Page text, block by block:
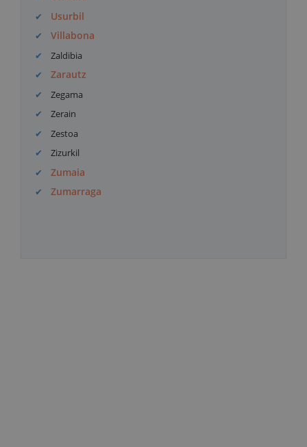
Usurbil
Villabona
Zaldibia
Zarautz
Zegama
Zerain
Zestoa
Zizurkil
Zumaia
Zumarraga